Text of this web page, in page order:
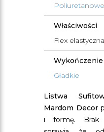
Poliuretanowe
Właściwości
Flex elastyczna
Wykończenie
Gładkie
Listwa
Mardom Decor
i formę. Brak